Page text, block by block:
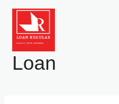
Skip
content
Loan